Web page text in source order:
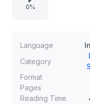
pada waktu tertentu
tentang sikap
0%
Language
Category
Format
Pages
Reading Time